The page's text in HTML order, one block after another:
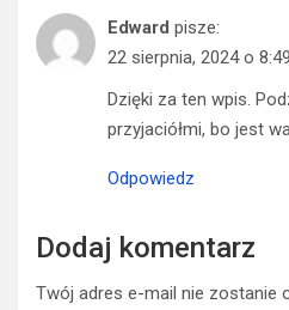
Edward pisze:
22 sierpnia, 2024 o
Dzięki za ten wpis.
przyjaciółmi, bo jest
Odpowiedz
Dodaj komentarz
Twój adres e-mail nie zostanie